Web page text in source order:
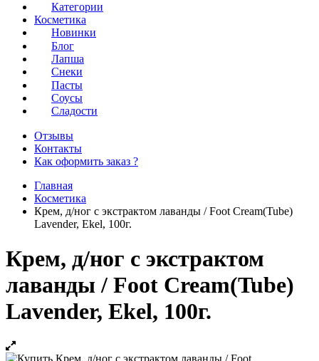
Категории
Косметика
Новинки
Блог
Лапша
Снеки
Пасты
Соусы
Сладости
Отзывы
Контакты
Как оформить заказ ?
Главная
Косметика
Крем, д/ног с экстрактом лаванды / Foot Cream(Tube)
Lavender, Ekel, 100г.
Крем, д/ног с экстрактом
лаванды / Foot Cream(Tube)
Lavender, Ekel, 100г.